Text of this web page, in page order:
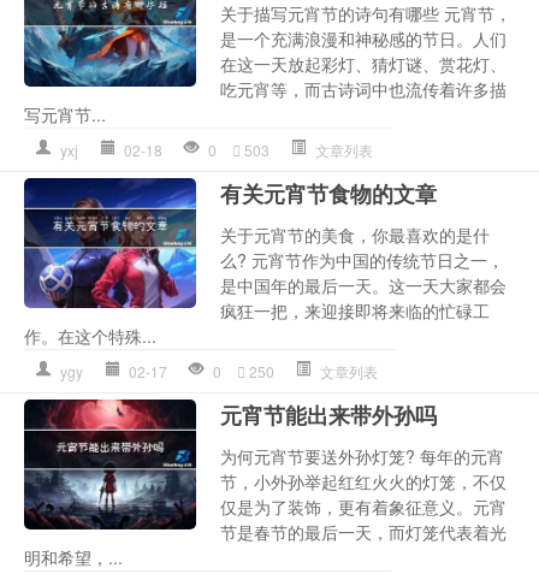
关于描写元宵节的诗句有哪些 元宵节，
是一个充满浪漫和神秘感的节日。人们
在这一天放起彩灯、猜灯谜、赏花灯、
吃元宵等，而古诗词中也流传着许多描
写元宵节...
yxj 02-18 0 503 文章列表
有关元宵节食物的文章
关于元宵节的美食，你最喜欢的是什
么? 元宵节作为中国的传统节日之一，
是中国年的最后一天。这一天大家都会
疯狂一把，来迎接即将来临的忙碌工
作。在这个特殊...
ygy 02-17 0 250 文章列表
元宵节能出来带外孙吗
为何元宵节要送外孙灯笼? 每年的元宵
节，小外孙举起红红火火的灯笼，不仅
仅是为了装饰，更有着象征意义。元宵
节是春节的最后一天，而灯笼代表着光
明和希望，...